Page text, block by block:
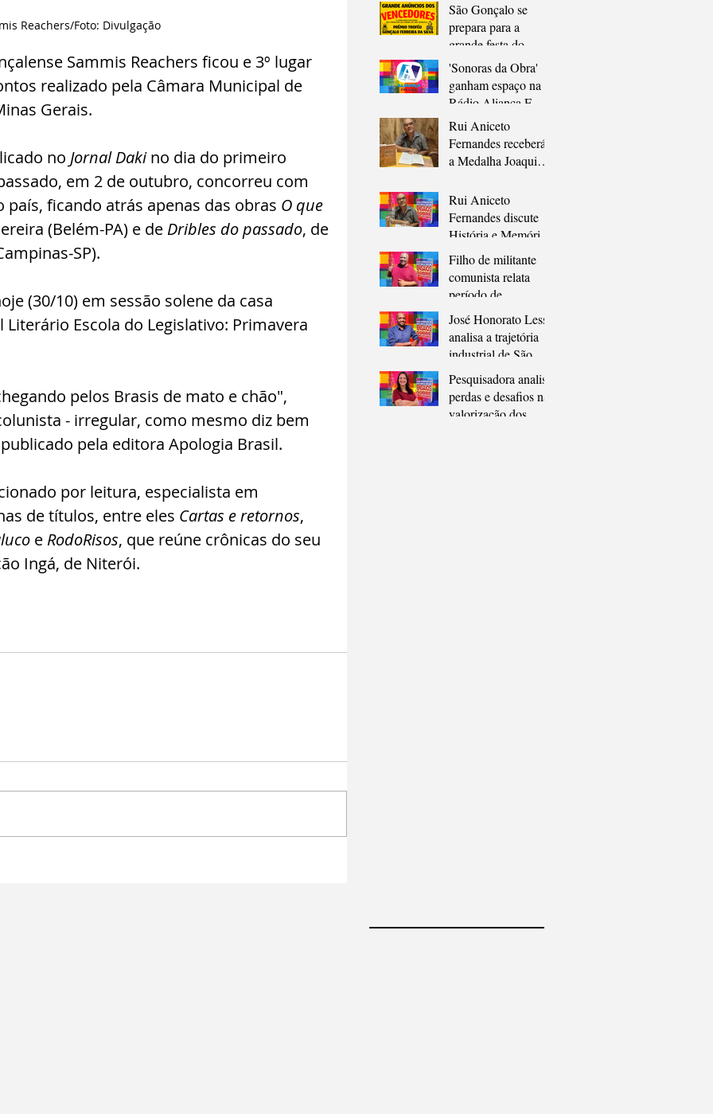
Reachers/Foto: Divulgação
Sammis Reachers ficou e 3º lugar
realizado pela Câmara Municipal de
Gerais.
no Jornal Daki no dia do primeiro
em 2 de outubro, concorreu com
ficando atrás apenas das obras O que
(Belém-PA) e de Dribles do passado, de
SP).
(30/10) em sessão solene da casa
Escola do Legislativo: Primavera
pelos Brasis de mato e chão",
- irregular, como mesmo diz bem
pela editora Apologia Brasil.
por leitura, especialista em
de títulos, entre eles Cartas e retornos,
e RodoRisos, que reúne crônicas do seu
Ingá, de Niterói.
Cordel
São Gonçalo se
prepara para a
grande festa do
cordel, em novo
endereço
'Sonoras da Obra'
ganham espaço na
Rádio Aliança FM
98,7 em formato
pocket cast
Rui Aniceto
Fernandes receberá
a Medalha Joaquim
honraria de São
Gonçalo
Rui Aniceto
Fernandes discute
História e Memória
em Prefácio de
Coletânea sobre São
Gonçalo
Filho de militante
comunista relata
período de
clandestinidade e
resistência em São
Gonçalo durante a
José Honorato Lessa
analisa a trajetória
industrial de São
Gonçalo como
chave para
compreender a
Pesquisadora analisa
perdas e desafios na
valorização dos